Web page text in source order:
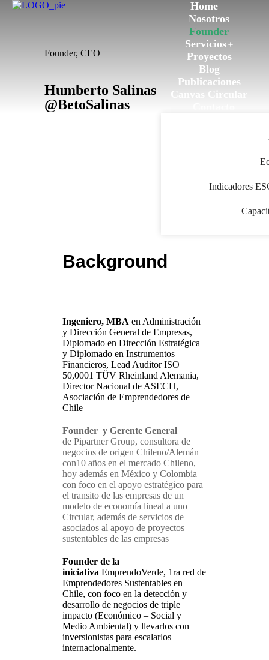
Home
Nosotros
Founder
Servicios
Indicadores
Proyectos
Blog
Publicaciones
Canvas Circular
Founder, CEO
Humberto Salinas
@BetoSalinas
Background
Ingeniero, MBA en Administración
y Dirección General de Empresas,
Diplomado en Dirección Estratégica
y Diplomado en Instrumentos
Financieros, Lead Auditor ISO
50,0001 TÜV Rheinland Alemania,
Director Nacional de ASECH,
Asociación de Emprendedores de
Chile
Founder y Gerente General
de Pipartner Group, consultora de
negocios de origen Chileno/Alemán
con10 años en el mercado Chileno,
hoy además en México y Colombia
con foco en el apoyo estratégico para
el transito de las empresas de un
modelo de economía lineal a uno
Circular, además de servicios de
asociados al apoyo de proyectos
sustentables de las empresas
Founder de la
iniciativa EmprendoVerde, 1ra red de
Emprendedores Sustentables en
Chile, con foco en la detección y
desarrollo de negocios de triple
impacto (Económico – Social y
Medio Ambiental) y llevarlos con
inversionistas para escalarlos
internacionalmente.